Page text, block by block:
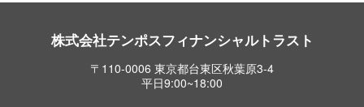
株式会社テンポスフィナンシャルトラスト
〒110-0006 東京都台東区秋葉原3-4
平日9:00~18:00